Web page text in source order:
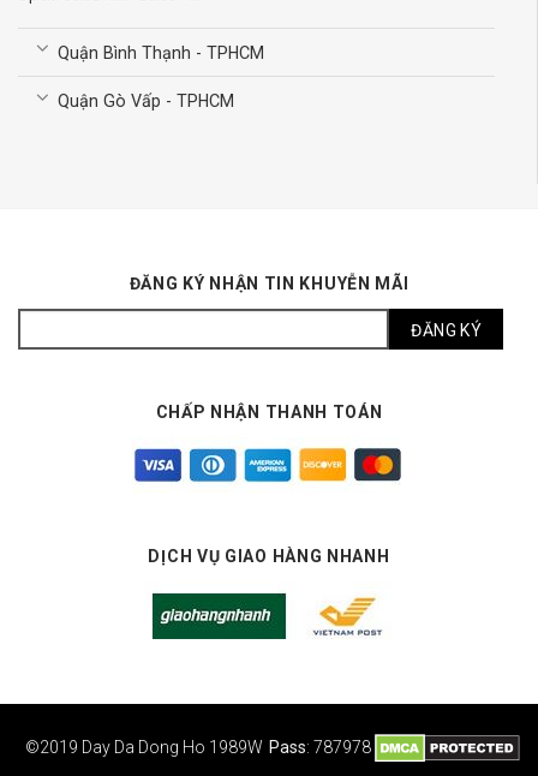
Quận Bình Thạnh - TPHCM
Quận Gò Vấp - TPHCM
ĐĂNG KÝ NHẬN TIN KHUYỄN MÃI
CHẤP NHẬN THANH TOÁN
DỊCH VỤ GIAO HÀNG NHANH
©2019 Day Da Dong Ho 1989W Pass: 787978